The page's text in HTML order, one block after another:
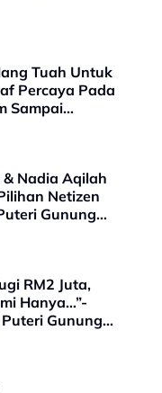
Tuah Untuk
Percaya Pada
Sampai
Lagi Yang
Nadia Aqilah
Netizen
Gunung
Manis, Berbakat,
RM2 Juta,
Hanya…”-
Gunung